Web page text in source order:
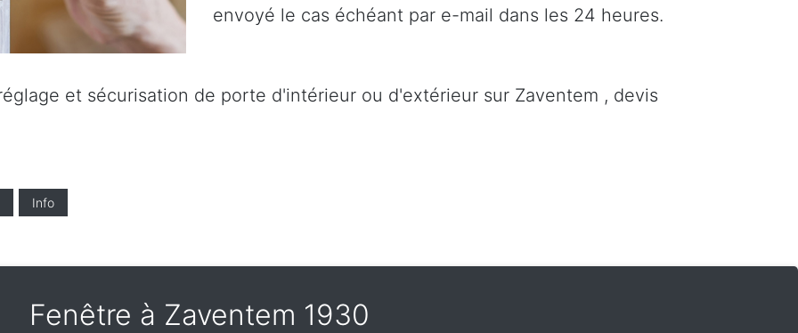
envoyé le cas échéant par e-mail dans les 24 heures.
et sécurisation de porte d'intérieur ou d'extérieur sur Zaventem , devis
Info
Fenêtre à Zaventem 1930